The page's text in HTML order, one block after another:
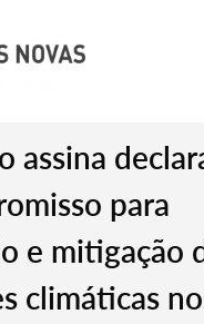
assina
para
e mitigação
climáticas